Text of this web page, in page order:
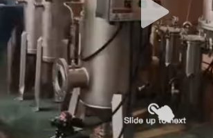
TRETEN
SIE
MIT
UNS
IN
VERBINDUNG